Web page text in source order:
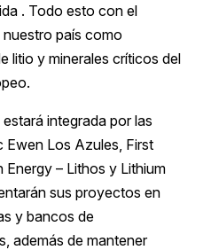
. Todo esto con el
país como
litio y minerales críticos del
integrada por las
Ewen Los Azules, First
– Lithos y Lithium
sus proyectos en
y bancos de
además de mantener